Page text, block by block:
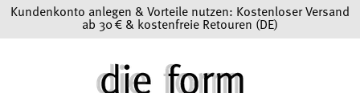
Zum Hauptinhalt springen
Kundenkonto anlegen & Vorteile nutzen: Kostenloser Versand
ab 30 € & kostenfreie Retouren (DE)